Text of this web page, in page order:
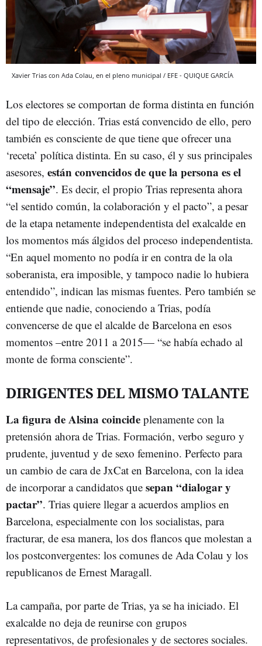
Xavier Trias con Ada Colau, en el pleno municipal / EFE - QUIQUE GARCÍA
Los electores se comportan de forma distinta en función
del tipo de elección. Trias está convencido de ello, pero
también es consciente de que tiene que ofrecer una
‘receta’ política distinta. En su caso, él y sus principales
asesores, están convencidos de que la persona es el
“mensaje”. Es decir, el propio Trias representa ahora
“el sentido común, la colaboración y el pacto”, a pesar
de la etapa netamente independentista del exalcalde en
los momentos más álgidos del proceso independentista.
“En aquel momento no podía ir en contra de la ola
soberanista, era imposible, y tampoco nadie lo hubiera
entendido”, indican las mismas fuentes. Pero también se
entiende que nadie, conociendo a Trias, podía
convencerse de que el alcalde de Barcelona en esos
momentos –entre 2011 a 2015— “se había echado al
monte de forma consciente”.
DIRIGENTES DEL MISMO TALANTE
La figura de Alsina coincide plenamente con la
pretensión ahora de Trias. Formación, verbo seguro y
prudente, juventud y de sexo femenino. Perfecto para
un cambio de cara de JxCat en Barcelona, con la idea
de incorporar a candidatos que sepan “dialogar y
pactar”. Trias quiere llegar a acuerdos amplios en
Barcelona, especialmente con los socialistas, para
fracturar, de esa manera, los dos flancos que molestan a
los postconvergentes: los comunes de Ada Colau y los
republicanos de Ernest Maragall.
La campaña, por parte de Trias, ya se ha iniciado. El
exalcalde no deja de reunirse con grupos
representativos, de profesionales y de sectores sociales.